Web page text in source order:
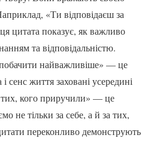
«Ти відповідаєш за
цитата показує, як важливо
та відповідальністю.
найважливіше» — це
сенс життя заховані усередині
тих, кого приручили» — це
не тільки за себе, а й за тих,
переконливо демонструють